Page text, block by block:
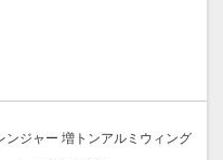
ンジャー 増トンアルミウィング